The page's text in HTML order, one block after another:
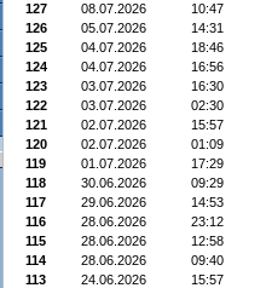
127
08.07.2026 10:47
126
05.07.2026 14:31
125
04.07.2026 18:46
124
04.07.2026 16:56
123
03.07.2026 16:30
122
03.07.2026 02:30
121
02.07.2026 15:57
120
02.07.2026 01:09
119
01.07.2026 17:29
118
30.06.2026 09:29
117
29.06.2026 14:53
116
28.06.2026 23:12
115
28.06.2026 12:58
114
28.06.2026 09:40
113
24.06.2026 15:57